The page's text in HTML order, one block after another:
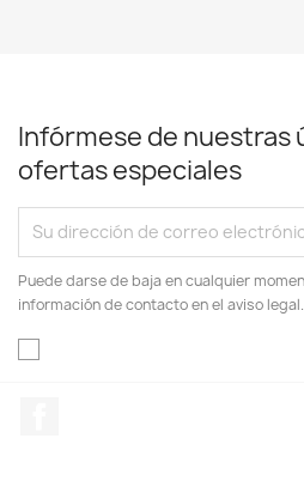
Infórmese de nuestras
ofertas especiales
Puede darse de baja en cualquier
información de contacto en el aviso legal.